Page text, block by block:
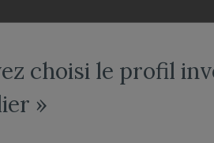
choisi le profil
»